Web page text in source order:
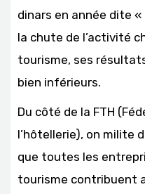
dinars en année dite «
la chute de l’activité
tourisme, ses
bien inférieurs.
Du côté de la FTH
l’hôtellerie), on milite
que toutes les
tourisme contribuent